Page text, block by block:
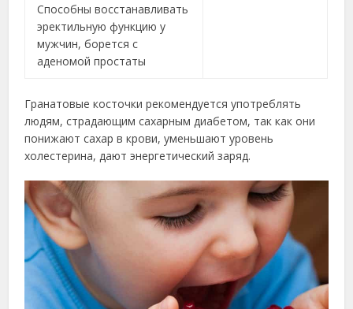
Способны восстанавливать
эректильную функцию у
мужчин, борется с
аденомой простаты
Гранатовые косточки рекомендуется употреблять
людям, страдающим сахарным диабетом, так как они
понижают сахар в крови, уменьшают уровень
холестерина, дают энергетический заряд.